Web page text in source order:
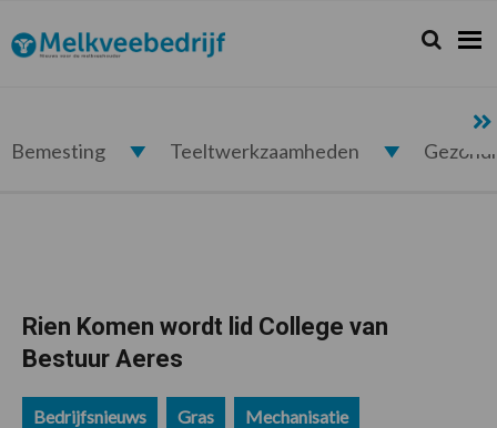
de
hoofdnavigatie
de
hoofd
de
eerste
de
voettekst
Melkveebedrijf.nl Zoeken...
Zoek
Bemesting Teeltwerkzaamheden
Rien Komen wordt lid College van
Bestuur Aeres
Bedrijfsnieuws Gras Mechanisatie